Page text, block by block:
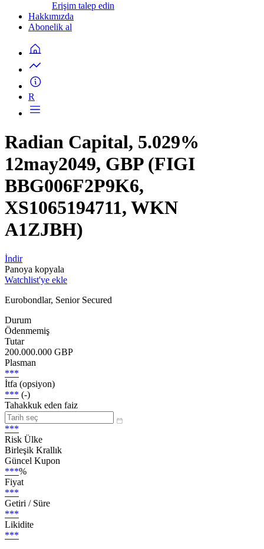
Erişim talep edin
Hakkımızda
Abonelik al
R
Radian Capital, 5.029%
12may2049, GBP (FIGI
BBG006F2P9K6,
XS1065194711, WKN
A1ZJBH)
İndir
Panoya kopyala
Watchlist'ye ekle
Eurobondlar, Senior Secured
Durum
Ödenmemiş
Tutar
200.000.000 GBP
Plasman
***
İtfa (opsiyon)
*** (-)
Tahakkuk eden faiz
***
Risk Ülke
Birleşik Krallık
Güncel Kupon
***%
Fiyat
***
Getiri / Süre
***
Likidite
***